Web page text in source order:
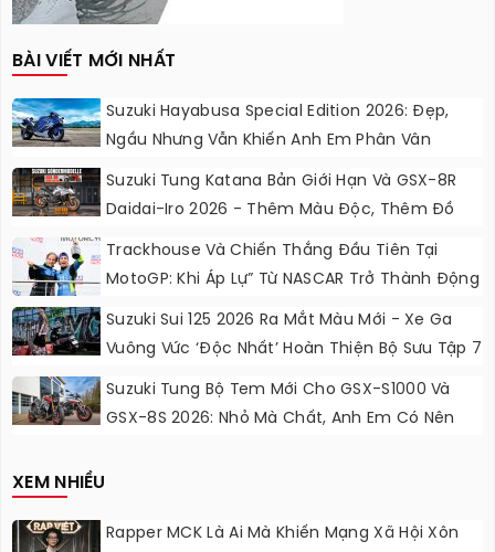
BÀI VIẾT MỚI NHẤT
Suzuki Hayabusa Special Edition 2026: Đẹp,
Ngầu Nhưng Vẫn Khiến Anh Em Phân Vân
Suzuki Tung Katana Bản Giới Hạn Và GSX-8R
Daidai-Iro 2026 - Thêm Màu Độc, Thêm Đồ
Chơi, Thêm Cá Tính
Trackhouse Và Chiến Thắng Đầu Tiên Tại
MotoGP: Khi Áp Lự” Từ NASCAR Trở Thành Động
Suzuki Sui 125 2026 Ra Mắt Màu Mới - Xe Ga
Vuông Vức ‘độc Nhất’ Hoàn Thiện Bộ Sưu Tập 7
Suzuki Tung Bộ Tem Mới Cho GSX-S1000 Và
GSX-8S 2026: Nhỏ Mà Chất, Anh Em Có Nên
XEM NHIỀU
Rapper MCK Là Ai Mà Khiến Mạng Xã Hội Xôn